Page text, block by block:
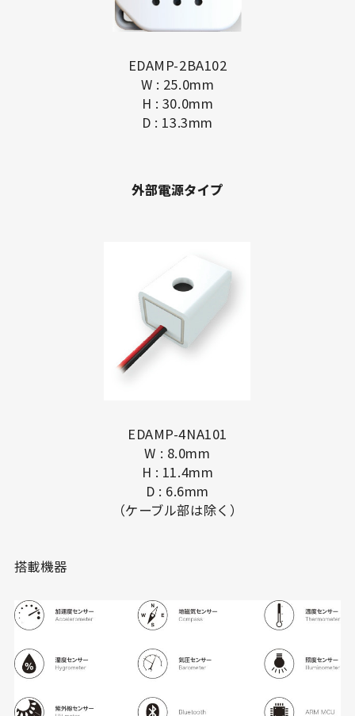
EDAMP-2BA102
W : 25.0mm
H : 30.0mm
D : 13.3mm
外部電源タイプ
EDAMP-4NA101
W : 8.0mm
H : 11.4mm
D : 6.6mm
（ケーブル部は除く）
搭載機器